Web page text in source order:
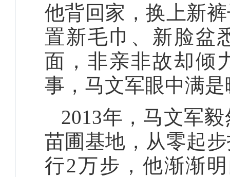
他背回家，换上新
置新毛巾、新脸盆
面，非亲非故却倾
事，马文军眼中满
2013年，马文军
苗圃基地，从零起
行2万步，他渐渐